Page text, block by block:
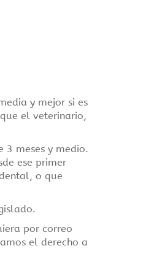
y mejor si es
el veterinario,
3 meses y medio.
ese primer
o que
por correo
el derecho a